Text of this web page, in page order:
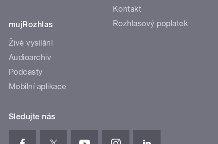
mujRozhlas
Živé vysílání
Audioarchiv
Podcasty
Mobilní aplikace
Kontakt
Rozhlasový poplatek
Sledujte nás